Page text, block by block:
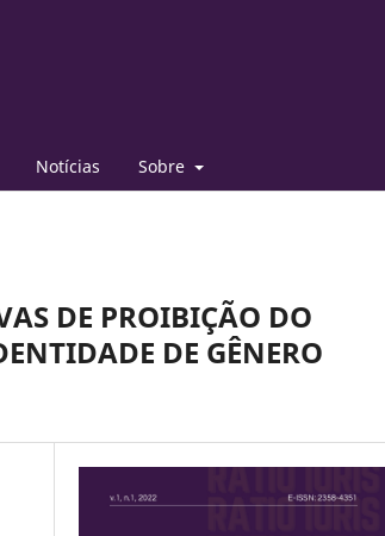
Notícias Sobre
DE PROIBIÇÃO DO
DE GÊNERO